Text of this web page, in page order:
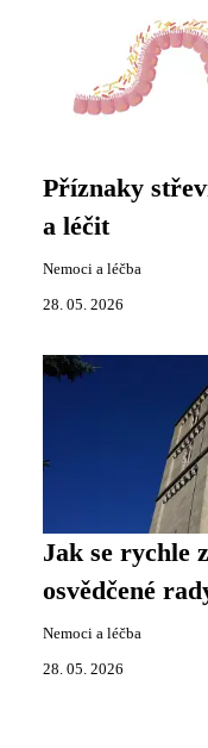
Příznaky
a léčit
Nemoci a léčba
28. 05. 2026
Jak se rychle
osvědčené
Nemoci a léčba
28. 05. 2026